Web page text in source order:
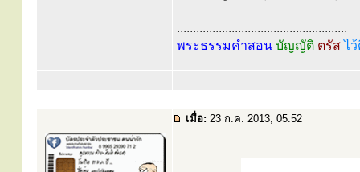
.....................................................
พระธรรมคำสอน บัญญัติ ตรัสไ
เมื่อ: 23 ก.ค. 2013, 05:52